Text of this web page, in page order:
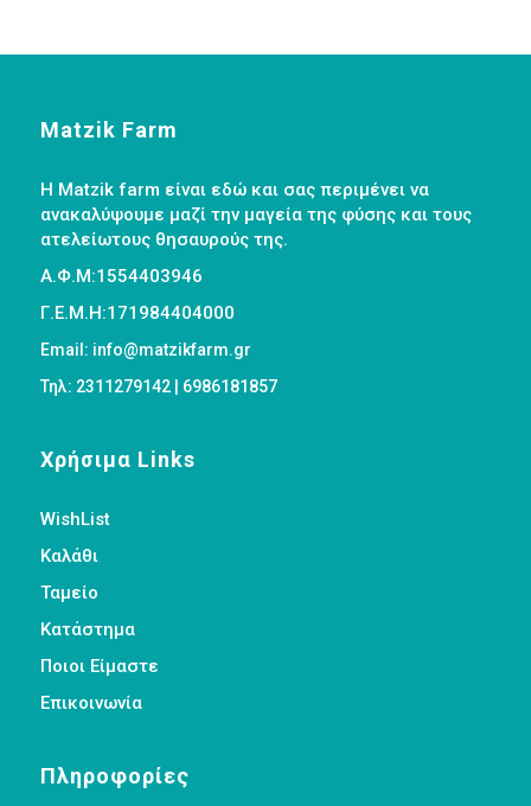
Matzik Farm
Η Matzik farm είναι εδώ και σας περιμένει να
ανακαλύψουμε μαζί την μαγεία της φύσης και τους
ατελείωτους θησαυρούς της.
Α.Φ.Μ:1554403946
Γ.Ε.Μ.Η:171984404000
Email: info@matzikfarm.gr
Τηλ: 2311279142 | 6986181857
Χρήσιμα Links
WishList
Καλάθι
Ταμείο
Κατάστημα
Ποιοι Είμαστε
Επικοινωνία
Πληροφορίες